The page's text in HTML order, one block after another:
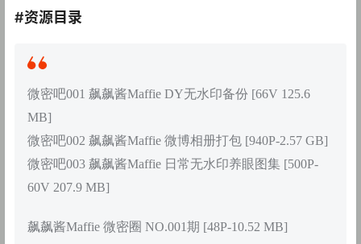
#资源目录
微密吧001 飙飙酱Maffie DY无水印备份 [66V 125.6
MB]
微密吧002 飙飙酱Maffie 微博相册打包 [940P-2.57 GB]
微密吧003 飙飙酱Maffie 日常无水印养眼图集 [500P-
60V 207.9 MB]
飙飙酱Maffie 微密圈 NO.001期 [48P-10.52 MB]